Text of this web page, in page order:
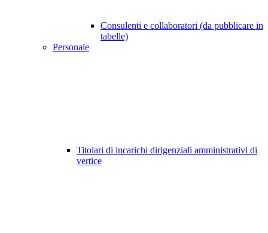
Consulenti e collaboratori (da pubblicare in
tabelle)
Personale
Titolari di incarichi dirigenziali amministrativi di
vertice